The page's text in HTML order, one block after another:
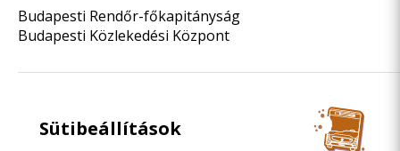
Budapesti Rendőr-főkapitányság
Budapesti Közlekedési Központ
Olvasd el ezt is
Sütibeállítások